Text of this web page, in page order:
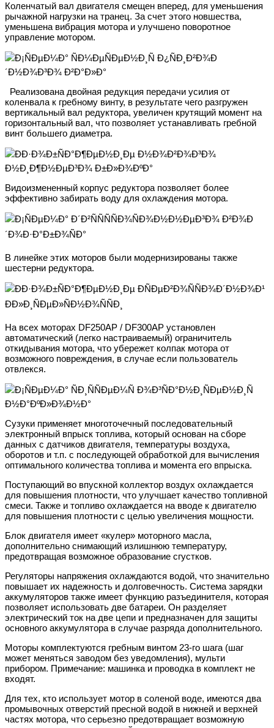
Коленчатый вал двигателя смещен вперед, для уменьшения
рычажной нагрузки на транец. За счет этого новшества,
уменьшена вибрация мотора и улучшено поворотное
управление мотором.
Реализована двойная редукция передачи усилия от
коленвала к гребному винту, в результате чего разгружен
вертикальный вал редуктора, увеличен крутящий момент на
горизонтальный вал, что позволяет устанавливать гребной
винт большего диаметра.
Видоизмененный корпус редуктора позволяет более
эффективно забирать воду для охлаждения мотора.
В линейке этих моторов были модернизированы также
шестерни редуктора.
На всех моторах DF250AP / DF300AP установлен
автоматический (легко настраиваемый) ограничитель
откидывания мотора, что убережет колпак мотора от
возможного повреждения, в случае если пользователь
отвлекся.
Сузуки применяет многоточечный последовательный
электронный впрыск топлива, который основан на сборе
данных с датчиков двигателя, температуры воздуха,
оборотов и т.п. с последующей обработкой для вычисления
оптимального количества топлива и момента его впрыска.
Поступающий во впускной коллектор воздух охлаждается
для повышения плотности, что улучшает качество топливной
смеси. Также и топливо охлаждается на вводе к двигателю
для повышения плотности с целью увеличения мощности.
Блок двигателя имеет «кулер» моторного масла,
дополнительно снимающий излишнюю температуру,
предотвращая возможное образование сгустков.
Регуляторы напряжения охлаждаются водой, что значительно
повышает их надежность и долговечность. Система зарядки
аккумуляторов также имеет функцию разъединителя, которая
позволяет использовать две батареи. Он разделяет
электрический ток на две цепи и предназначен для защиты
основного аккумулятора в случае разряда дополнительного.
Моторы комплектуются гребным винтом 23-го шага (шаг
может меняться заводом без уведомления), мульти
прибором. Примечание: машинка и проводка в комплект не
входят.
Для тех, кто использует мотор в соленой воде, имеются два
промывочных отверстий пресной водой в нижней и верхней
частях мотора, что серьезно предотвращает возможную